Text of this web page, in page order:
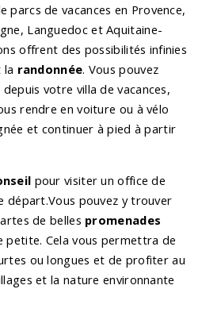
parcs de vacances en Provence,
Languedoc et Aquitaine-
offrent des possibilités infinies
la randonnée. Vous pouvez
votre villa de vacances,
rendre en voiture ou à vélo
et continuer à pied à partir
pour visiter un office de
départ.Vous pouvez y trouver
de belles promenades
Cela vous permettra de
ou longues et de profiter au
et la nature environnante